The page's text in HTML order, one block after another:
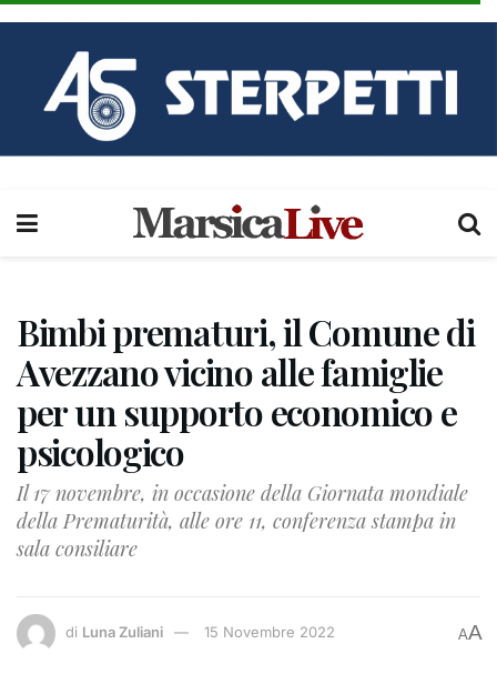
Bimbi prematuri, il Comune di
Avezzano vicino alle famiglie
per un supporto economico e
psicologico
Il 17 novembre, in occasione della Giornata mondiale
della Prematurità, alle ore 11, conferenza stampa in
sala consiliare
di Luna Zuliani 15 Novembre 2022 AA